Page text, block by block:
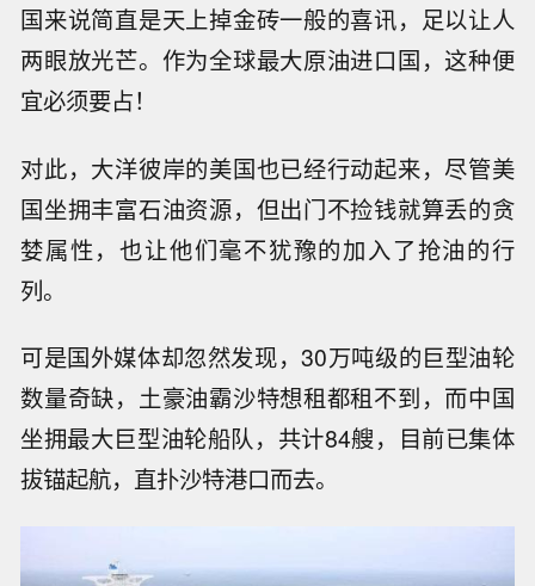
国来说简直是天上掉金砖一般的喜讯，足以让人
两眼放光芒。作为全球最大原油进口国，这种便
宜必须要占！
对此，大洋彼岸的美国也已经行动起来，尽管美
国坐拥丰富石油资源，但出门不捡钱就算丢的贪
婪属性，也让他们毫不犹豫的加入了抢油的行
列。
可是国外媒体却忽然发现，30万吨级的巨型油轮
数量奇缺，土豪油霸沙特想租都租不到，而中国
坐拥最大巨型油轮船队，共计84艘，目前已集体
拔锚起航，直扑沙特港口而去。